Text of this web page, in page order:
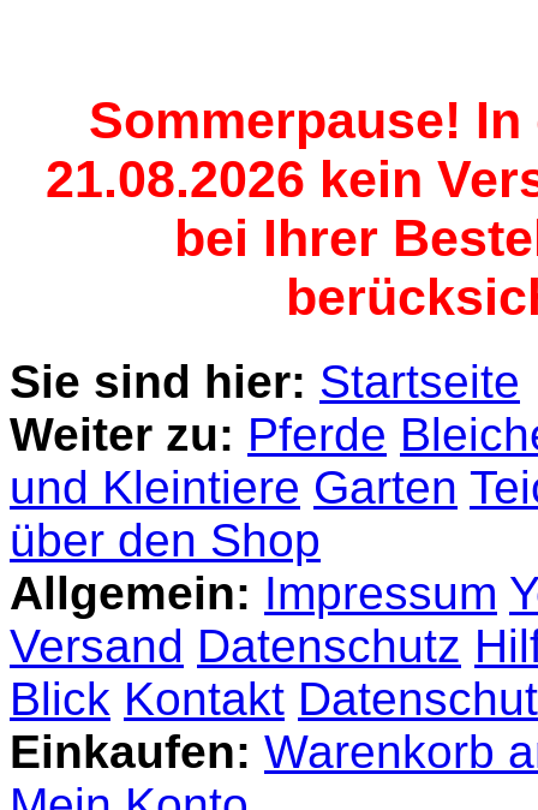
Sommerpause!
21.08.2026 kein
bei Ihrer
Sie sind hier: Startseite
Weiter zu: Pferde
und Kleintiere Garten
über den Shop
Allgemein: Impressum
Versand Datenschutz
Blick Kontakt
Einkaufen: Warenkorb